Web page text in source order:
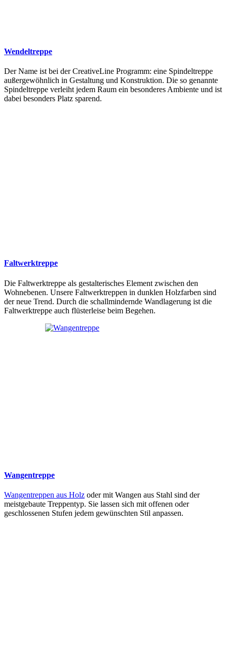
Wendeltreppe
Der Name ist bei der CreativeLine Programm: eine Spindeltreppe
außergewöhnlich in Gestaltung und Konstruktion. Die so genannte
Spindeltreppe verleiht jedem Raum ein besonderes Ambiente und ist
dabei besonders Platz sparend.
Faltwerktreppe
Die Faltwerktreppe als gestalterisches Element zwischen den
Wohnebenen. Unsere Faltwerktreppen in dunklen Holzfarben sind
der neue Trend. Durch die schallmindernde Wandlagerung ist die
Faltwerktreppe auch flüsterleise beim Begehen.
Wangentreppe
Wangentreppen aus Holz oder mit Wangen aus Stahl sind der
meistgebaute Treppentyp. Sie lassen sich mit offenen oder
geschlossenen Stufen jedem gewünschten Stil anpassen.